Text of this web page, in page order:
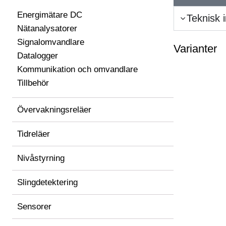
Energimätare DC
Nätanalysatorer
Signalomvandlare
Datalogger
Kommunikation och omvandlare
Tillbehör
Övervakningsreläer
Tidreläer
Nivåstyrning
Slingdetektering
Sensorer
Teknisk
Varianter